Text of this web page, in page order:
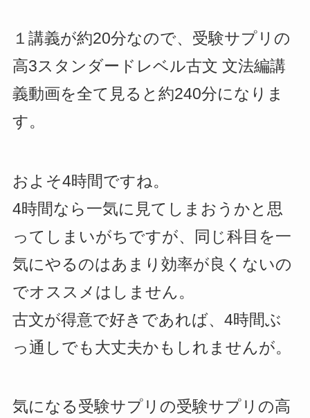
１講義が約20分なので、受験サプリの
高3スタンダードレベル古文 文法編講
義動画を全て見ると約240分になりま
す。
およそ4時間ですね。
4時間なら一気に見てしまおうかと思
ってしまいがちですが、同じ科目を一
気にやるのはあまり効率が良くないの
でオススメはしません。
古文が得意で好きであれば、4時間ぶ
っ通しでも大丈夫かもしれませんが。
気になる受験サプリの受験サプリの高